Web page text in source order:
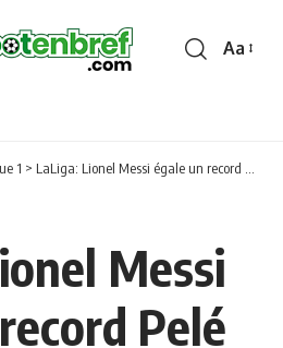
Font
Aa
1 > LaLiga: Lionel Messi égale un record Pelé
Messi
Pelé